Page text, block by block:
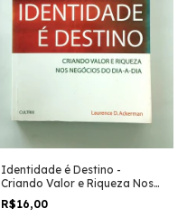
Identidade é Destino -
Criando Valor e Riqueza Nos
Negócios do Dia-... - Laurence
D. Ackerman
R$16,00